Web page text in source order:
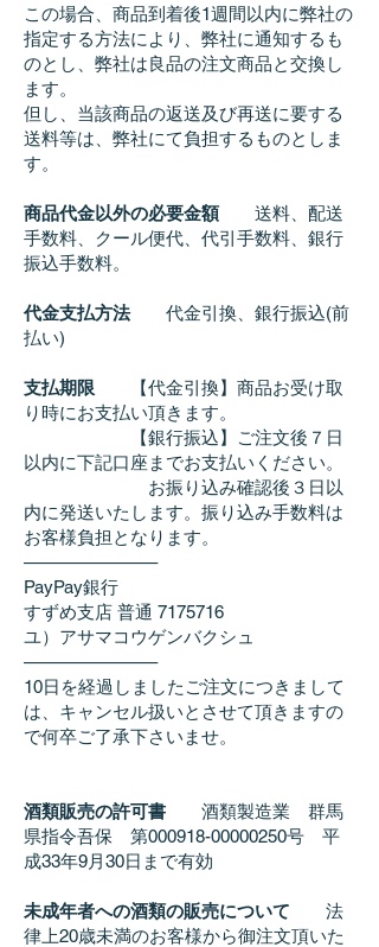
この場合、商品到着後1週間以内に弊社の
指定する方法により、弊社に通知するも
のとし、弊社は良品の注文商品と交換し
ます。
但し、当該商品の返送及び再送に要する
送料等は、弊社にて負担するものとしま
す。
商品代金以外の必要金額送料、配送
手数料、クール便代、代引手数料、銀行
振込手数料。
代金支払方法代金引換、銀行振込(前
払い)
支払期限 【代金引換】商品お受け取
り時にお支払い頂きます。
【銀行振込】ご注文後７日
以内に下記口座までお支払いください。
お振り込み確認後３日以
内に発送いたします。振り込み手数料は
お客様負担となります。
———————–
PayPay銀行
すずめ支店 普通 7175716
ユ）アサマコウゲンバクシュ
———————–
10日を経過しましたご注文につきまして
は、キャンセル扱いとさせて頂きますの
で何卒ご了承下さいませ。
酒類販売の許可書 酒類製造業 群馬
県指令吾保 第000918-00000250号 平
成33年9月30日まで有効
未成年者への酒類の販売について 法
律上20歳未満のお客様から御注文頂いた